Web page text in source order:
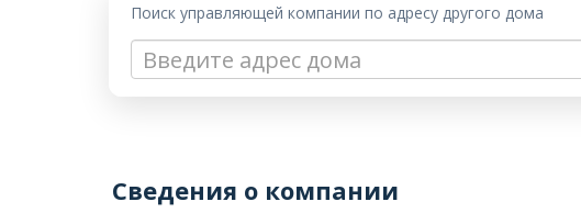
Поиск управляющей компании по адресу другого дома
Сведения о компании